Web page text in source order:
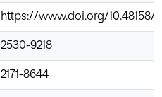
https://www.doi.org/10.48158/
2530-9218
2171-8644